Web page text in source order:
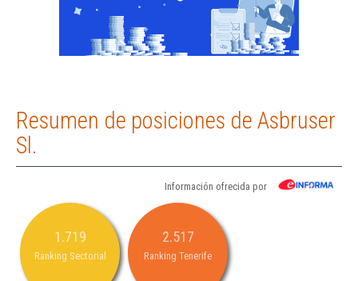
Resumen de posiciones de Asbruser
Sl.
Información ofrecida por
1.719
Ranking Sectorial
2.517
Ranking Tenerife